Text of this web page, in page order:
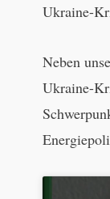
Ukraine-
Neben
Ukraine-